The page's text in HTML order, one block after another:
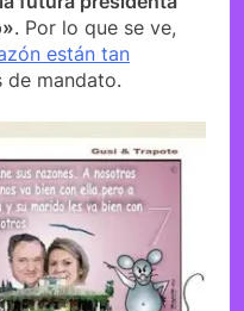
. Por lo que se ve,
están tan
de mandato.